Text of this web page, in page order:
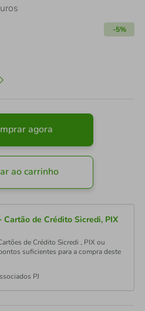
-5%
agora
ao carrinho
Cartão de Crédito Sicredi, PIX
de Crédito Sicredi , PIX ou
suficientes para a compra deste
PJ